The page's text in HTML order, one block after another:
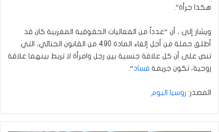
هكذا جرأة”.
ويشار إلى ، أن “عدداً من الفعاليات الحقوقية المغربية كان قد
أطلق حملة من أجل إلغاء المادة 490 من القانون الجنائي، التي
تنص على أن كل علاقة جنسية بين رجل وامرأة لا تربط بينهما علاقة
زوجية، تكون جريمة فساد“.
المصدر: روسيا اليوم